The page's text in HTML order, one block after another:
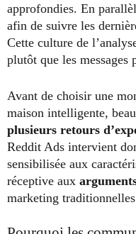
approfondies. En
afin de suivre les
Cette culture de
plutôt que les messages
Avant de choisir une
maison intelligente,
plusieurs retours
Reddit Ads intervient
sensibilisée aux
réceptive aux
marketing